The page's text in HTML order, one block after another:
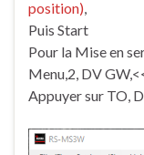
position)
Puis Start
Pour la Mise en
Menu,2, DV
Appuyer sur TO,